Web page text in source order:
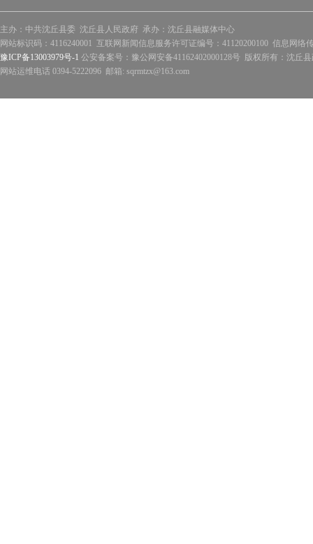
主办：中共沈丘县委 沈丘县人民政府 承办：沈丘县融媒体中心
网站标识码：4116240001 互联网新闻信息服务许可证编号：41120200100 信息网络
豫ICP备13003979号-1 公安备案号：豫公网安备41162402000128号 版权所有：沈丘
网站运维电话 0394-5222096 邮箱: sqrmtzx@163.com